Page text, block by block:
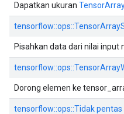
Dapatkan ukuran
Pisahkan data dari nilai input
Dorong elemen ke
tensorflow::ops::Tidak pentas